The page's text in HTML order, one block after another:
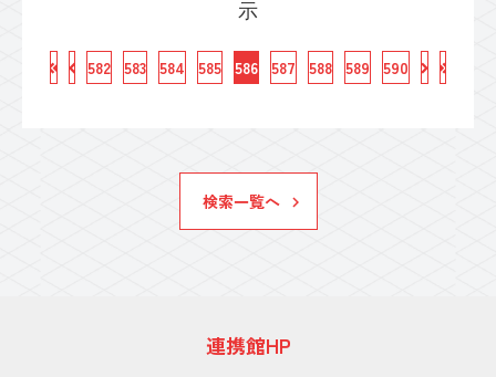
示
582 583 584 585 586 587 588 589 590
検索一覧へ
連携館HP